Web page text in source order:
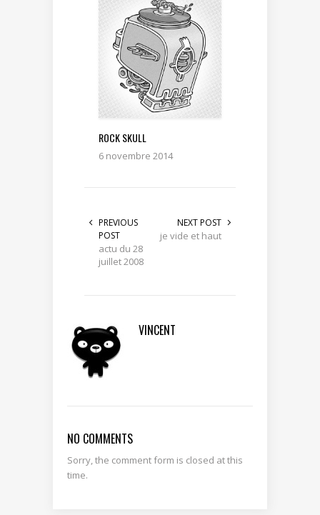
ROCK SKULL
6 novembre 2014
PREVIOUS
POST
actu du 28
juillet 2008
NEXT POST
je vide et haut
VINCENT
NO COMMENTS
Sorry, the comment form is closed at this
time.